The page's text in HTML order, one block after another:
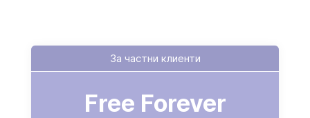
За частни клиенти
Free Forever